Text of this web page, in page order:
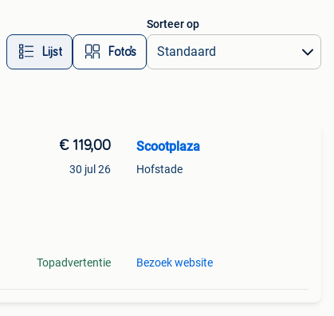
Lijst Foto’s
Sorteer op
€ 119,00
30 jul 26
Topadvertentie
Scootplaza
Hofstade
Bezoek website